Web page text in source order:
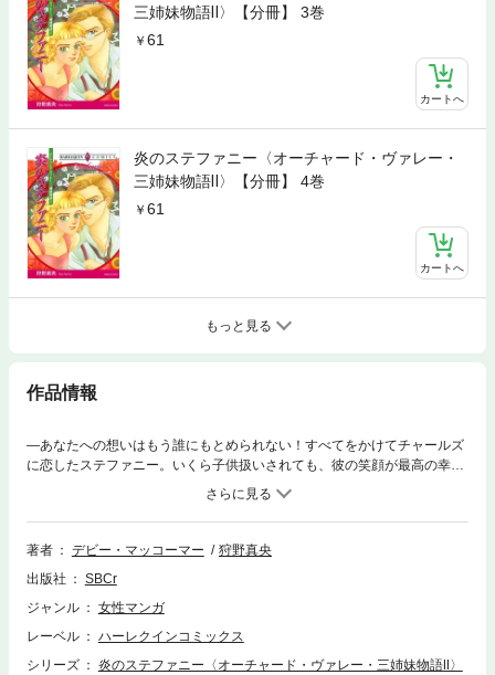
三姉妹物語Ⅱ〉【分冊】 3巻
61
カートへ
炎のステファニー〈オーチャード・ヴァレー・
三姉妹物語Ⅱ〉【分冊】 4巻
61
カートへ
もっと見る
作品情報
—あなたへの想いはもう誰にもとめられない！すべてをかけてチャールズ
に恋したステファニー。いくら子供扱いされても、彼の笑顔が最高の幸
せ！！・・・だったのに、あんなにひどく拒絶されるなんて・・・。 ３年
後、彼のことはもう忘れたつもりで留学先から戻ったステファニーだけ
ど、久しぶりに会うチャールズはやっぱり素敵！抱き締められて、キスさ
れてとろけそうな喜びを感じてしまう・・・。—どうか夢なら醒めない
と不安な思いに揺れ動くステファニーの一途な恋の行方は—？
著者 デビー・マッコーマー
狩野真央
出版社
SBCr
ジャンル
女性マンガ
レーベル
ハーレクインコミックス
シリーズ
炎のステファニー〈オーチャード・ヴァレー・三姉妹物語Ⅱ〉